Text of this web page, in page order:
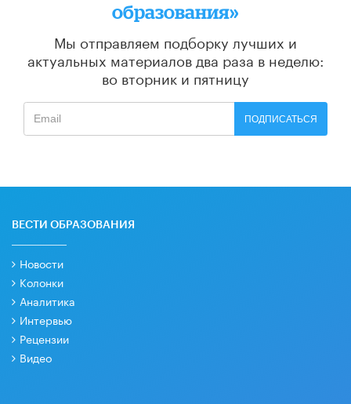
образования»
Мы отправляем подборку лучших и
актуальных материалов два раза в неделю:
во вторник и пятницу
ПОДПИСАТЬСЯ
ВЕСТИ ОБРАЗОВАНИЯ
Новости
Колонки
Аналитика
Интервью
Рецензии
Видео